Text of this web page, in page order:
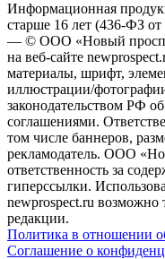
Информационная
старше 16 лет (436-ФЗ
— © ООО «Новый
на веб-сайте
материалы, шрифт,
иллюстрации/
законодательством РФ
соглашениями.
том числе баннеров,
рекламодатель. ООО
ответственность за
гиперссылки.
newprospect.ru возможно
редакции.
Политика в отношении
Соглашение о